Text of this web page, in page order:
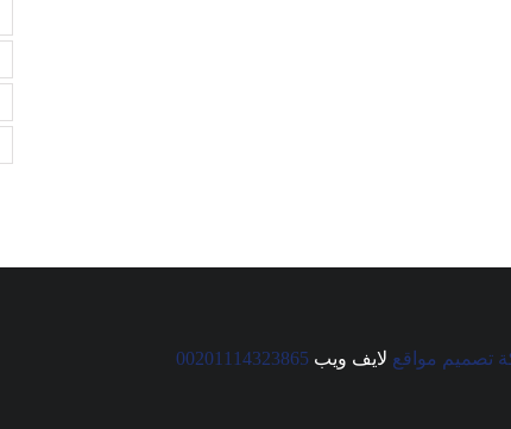
تصميم مواقع لايف ويب 00201114323865